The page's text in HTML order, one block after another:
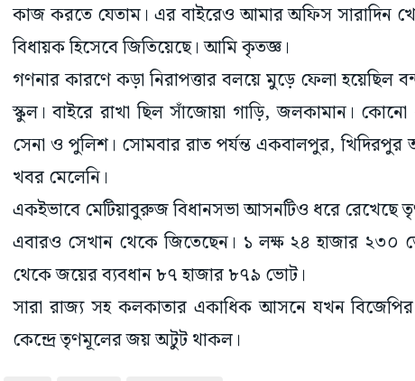
কাজ করতে যেতাম। এর বাইরেও আমার অফিস সারাদিন
বিধায়ক হিসেবে জিতিয়েছে। আমি কৃতজ্ঞ।
গণনার কারণে কড়া নিরাপত্তার বলয়ে মুড়ে ফেলা হয়েছিল
স্কুল। বাইরে রাখা ছিল সাঁজোয়া গাড়ি, জলকামান।
সেনা ও পুলিশ। সোমবার রাত পর্যন্ত একবালপুর,
খবর মেলেনি।
একইভাবে মেটিয়াবুরুজ বিধানসভা আসনটিও ধরে রেখেছে
এবারও সেখান থেকে জিতেছেন। ১ লক্ষ ২৪ হাজার ২৩০
থেকে জয়ের ব্যবধান ৮৭ হাজার ৮৭৯ ভোট।
সারা রাজ্য সহ কলকাতার একাধিক আসনে যখন
কেন্দ্রে তৃণমূলের জয় অটুট থাকল।